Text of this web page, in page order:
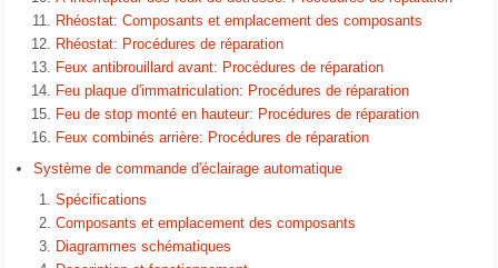
Rhéostat: Composants et emplacement des composants
Rhéostat: Procédures de réparation
Feux antibrouillard avant: Procédures de réparation
Feu plaque d′immatriculation: Procédures de réparation
Feu de stop monté en hauteur: Procédures de réparation
Feux combinés arrière: Procédures de réparation
Système de commande d′éclairage automatique
Spécifications
Composants et emplacement des composants
Diagrammes schématiques